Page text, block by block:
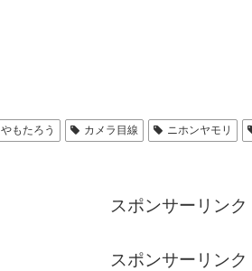
やもたろう カメラ目線 ニホンヤモリ
スポンサーリンク
スポンサーリンク